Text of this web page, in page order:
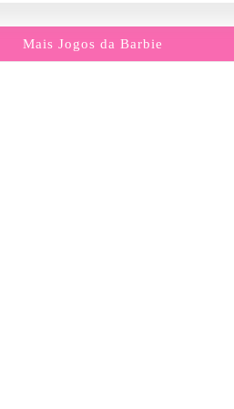
Mais Jogos da Barbie